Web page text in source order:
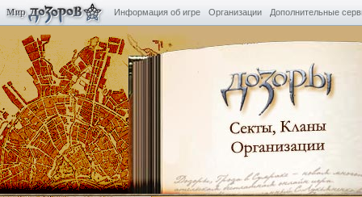
Информация об игре Организации Дополнительные